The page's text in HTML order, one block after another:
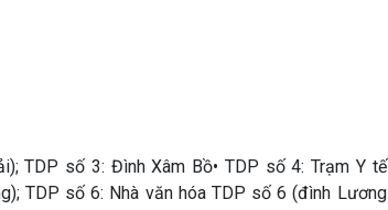
TDP số 3: Đình Xâm Bồ• TDP số 4: Trạm Y tế
TDP số 6: Nhà văn hóa TDP số 6 (đình Lương